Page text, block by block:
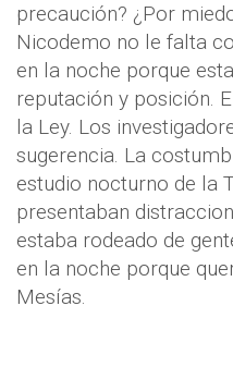
precaución? ¿Por
Nicodemo no le falta
en la noche porque
reputación y posición.
la Ley. Los
sugerencia. La
estudio nocturno de la
presentaban
estaba rodeado de
en la noche porque
Mesías.